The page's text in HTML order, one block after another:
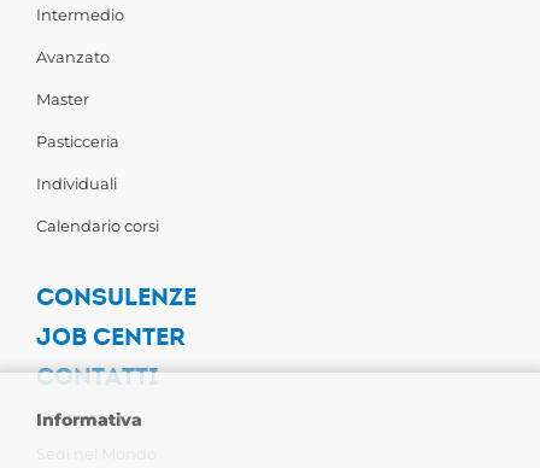
Intermedio
Avanzato
Master
Pasticceria
Individuali
Calendario corsi
CONSULENZE
JOB CENTER
CONTATTI
Contattaci
Informativa